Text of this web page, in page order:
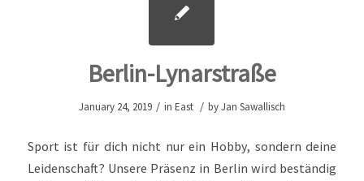
Berlin-Lynarstraße
January 24, 2019 / in East / byJan Sawallisch
Sport ist für dich nicht nur ein Hobby, sondern deine
Leidenschaft? Unsere Präsenz in Berlin wird beständig